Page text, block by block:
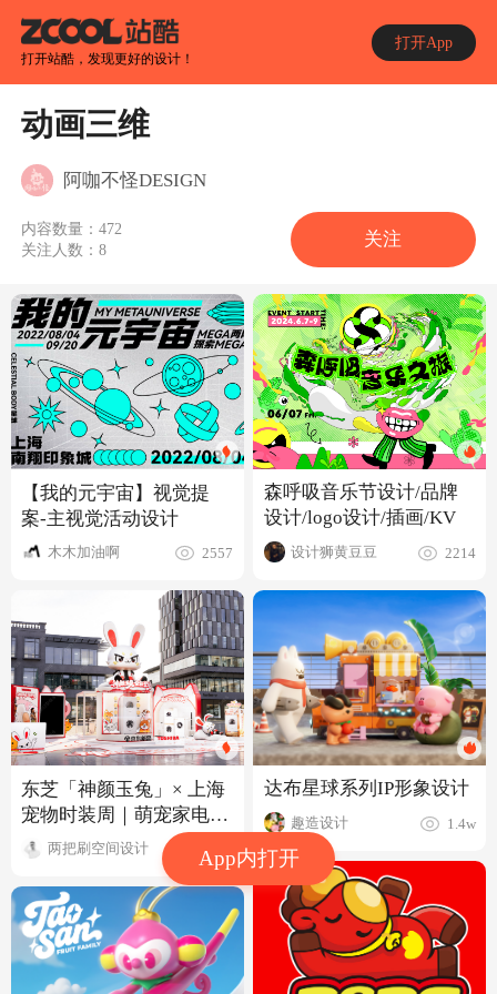
打开站酷，发现更好的设计！
打开App
App内打开
动画三维
阿咖不怪DESIGN
内容数量：472
关注人数：8
关注
【我的元宇宙】视觉提
案-主视觉活动设计
木木加油啊 2557
东芝「神颜玉兔」× 上海
宠物时装周｜萌宠家电快
闪店两把刷空间设计 1144
森呼吸音乐节设计/品牌
设计/logo设计/插画/KV
设计狮黄豆豆 2214
达布星球系列IP形象设计
趣造设计 1.4w